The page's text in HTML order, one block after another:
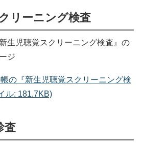
リーニング検査
生児聴覚スクリーニング検査』の
ジ
の『新生児聴覚スクリーニング検
ル: 181.7KB)
査